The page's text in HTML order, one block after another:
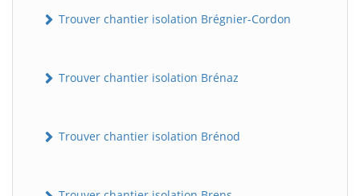
Trouver chantier isolation Brégnier-Cordon
Trouver chantier isolation Brénaz
Trouver chantier isolation Brénod